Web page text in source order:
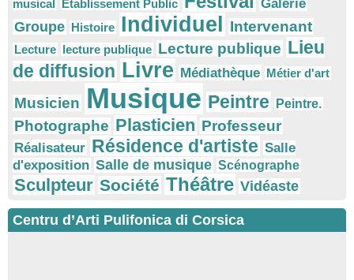
musical Etablissement Public
Galerie
Groupe Histoire Individuel Intervenant
Lecture lecture publique Lecture publique Lieu
de diffusion Livre Médiathèque Métier d'art
Musicien Musique Peintre Peintre.
Photographe Plasticien Professeur
Réalisateur Résidence d'artiste Salle
d'exposition Salle de musique Scénographe
Sculpteur Société Théâtre Vidéaste
Centru d’Arti Pulifonica di Corsica